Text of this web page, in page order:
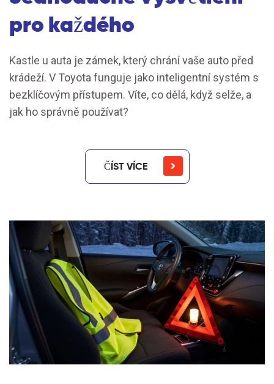
pro každého
Kastle u auta je zámek, který chrání vaše auto před
krádeží. V Toyota funguje jako inteligentní systém s
bezklíčovým přístupem. Víte, co dělá, když selže, a
jak ho správně používat?
ČÍST VÍCE